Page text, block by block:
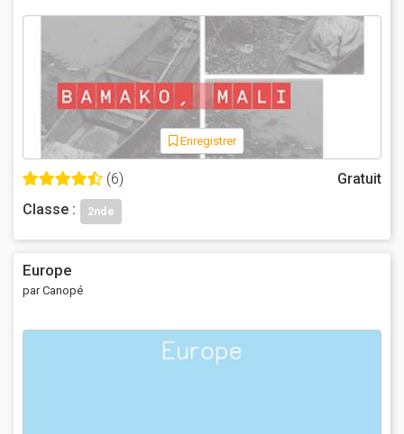
Enregistrer
(6)
Gratuit
Classe :
2nde
Europe
par Canopé